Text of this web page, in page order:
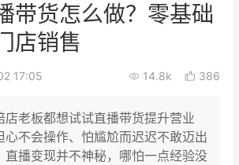
新零售茶会
带货怎么做？零基础
店销售
17:05 14.8k 386
店老板都想试试直播带货提升营业
心不会操作、怕尴尬而迟迟不敢迈出
直播变现并不神秘，哪怕一点经验没